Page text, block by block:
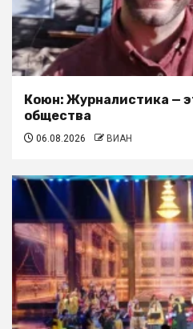
Коюн: Журналистика —
общества
06.08.2026 ВИАН